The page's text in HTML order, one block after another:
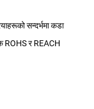
सन्दर्भमा कडा
ROHS र REACH